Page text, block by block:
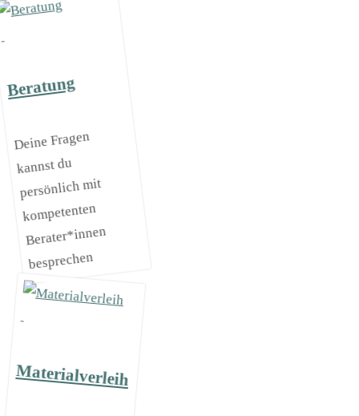
Beratung
Deine Fragen
kannst du
persönlich mit
kompetenten
Berater*innen
besprechen
Materialverleih